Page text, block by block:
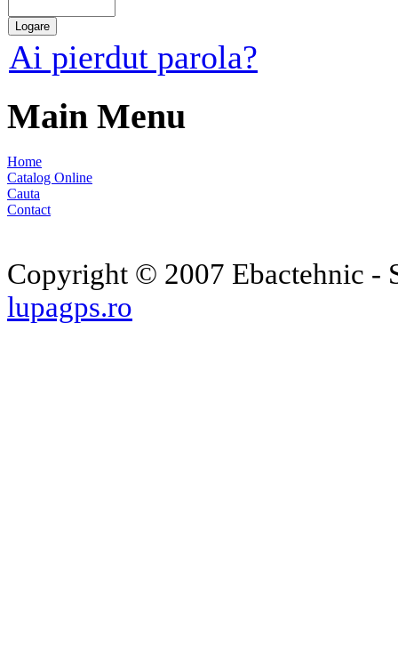
Ai pierdut parola?
Main Menu
Home
Catalog Online
Cauta
Contact
Copyright © 2007 Ebactehnic -
lupagps.ro